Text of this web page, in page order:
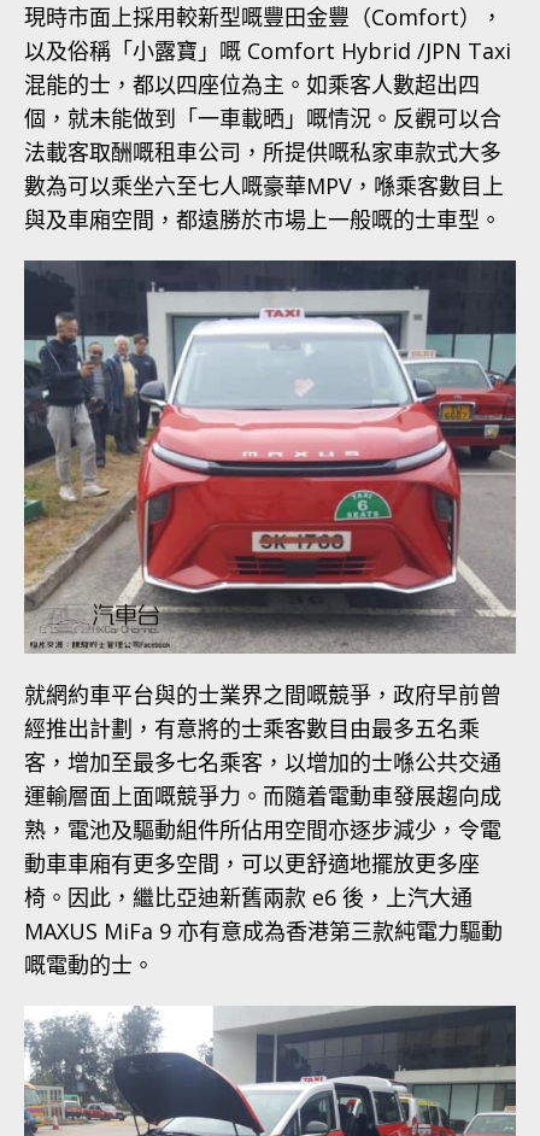
現時市面上採用較新型嘅豐田金豐（Comfort），
以及俗稱「小露寶」嘅 Comfort Hybrid /JPN Taxi
混能的士，都以四座位為主。如乘客人數超出四
個，就未能做到「一車載晒」嘅情況。反觀可以合
法載客取酬嘅租車公司，所提供嘅私家車款式大多
數為可以乘坐六至七人嘅豪華MPV，喺乘客數目上
與及車廂空間，都遠勝於市場上一般嘅的士車型。
就網約車平台與的士業界之間嘅競爭，政府早前曾
經推出計劃，有意將的士乘客數目由最多五名乘
客，增加至最多七名乘客，以增加的士喺公共交通
運輸層面上面嘅競爭力。而隨着電動車發展趨向成
熟，電池及驅動組件所佔用空間亦逐步減少，令電
動車車廂有更多空間，可以更舒適地擺放更多座
椅。因此，繼比亞迪新舊兩款 e6 後，上汽大通
MAXUS MiFa 9 亦有意成為香港第三款純電力驅動
嘅電動的士。